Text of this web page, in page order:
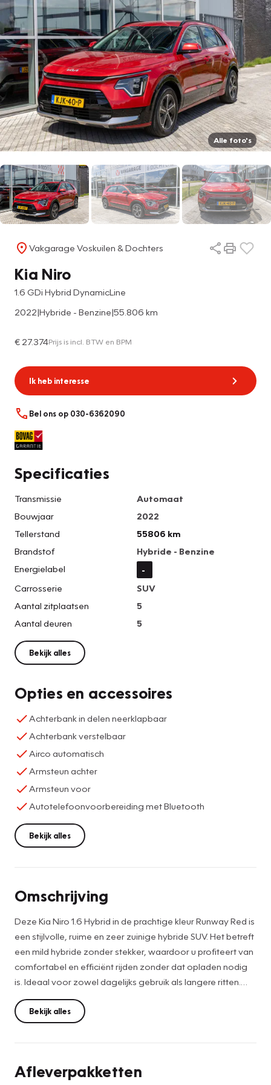
Alle foto's
Vakgarage Voskuilen & Dochters
Kia Niro
1.6 GDi Hybrid DynamicLine
2022|Hybride - Benzine|55.806 km
€ 27.374Prijs is incl. BTW en BPM
Ik heb interesse
Bel ons op 030-6362090
Specificaties
Transmissie
Automaat
Bouwjaar
2022
Tellerstand
55806 km
Brandstof
Hybride - Benzine
Energielabel
-
Carrosserie
SUV
Aantal zitplaatsen
5
Aantal deuren
5
Bekijk alles
Opties en accessoires
Achterbank in delen neerklapbaar
Achterbank verstelbaar
Airco automatisch
Armsteun achter
Armsteun voor
Autotelefoonvoorbereiding met Bluetooth
Bekijk alles
Omschrijving
Deze Kia Niro 1.6 Hybrid in de prachtige kleur Runway Red is
een stijlvolle, ruime en zeer zuinige hybride SUV. Het betreft
een mild hybride zonder stekker, waardoor u profiteert van
comfortabel en efficiënt rijden zonder dat opladen nodig
is. Ideaal voor zowel dagelijks gebruik als langere ritten.
De auto is zeer compleet uitgevoerd en voorzien van
onder andere dodehoeksensoren, Adaptive Cruise
hoge instap en moderne rijhulpsystemen geniet u van extra
Bekijk alles
Afleverpakketten